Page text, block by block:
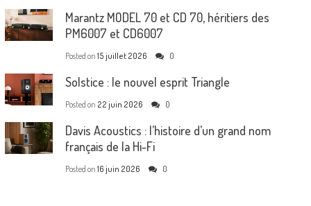
Marantz MODEL 70 et CD 70, héritiers des
PM6007 et CD6007
Posted on 15 juillet 2026 0
Solstice : le nouvel esprit Triangle
Posted on 22 juin 2026 0
Davis Acoustics : l’histoire d’un grand nom
français de la Hi-Fi
Posted on 16 juin 2026 0